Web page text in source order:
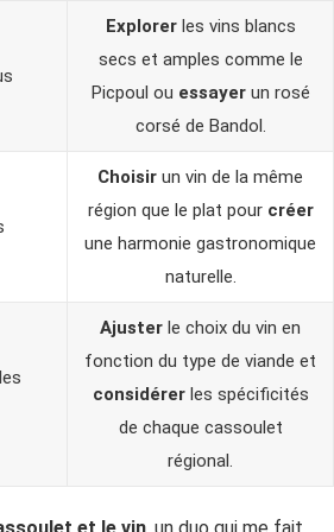
Explorerles vins blancs
secs et amples comme le
Picpoul ou essayerun rosé
corsé de Bandol.
Choisir un vin de la même
région que le plat pour créer
une harmonie gastronomique
naturelle.
Ajuster le choix du vin en
fonction du type de viande et
considérerles spécificités
de chaque cassoulet
régional.